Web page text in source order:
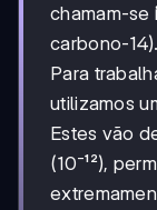
chamam-se
carbono-14).
Para
utilizamos
Estes vão
(10⁻¹²),